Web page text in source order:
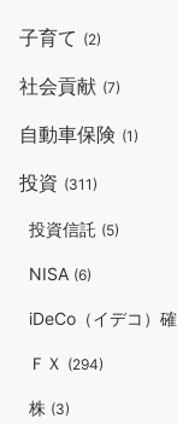
子育て (2)
社会貢献 (7)
自動車保険 (1)
投資 (311)
投資信託 (5)
NISA (6)
iDeCo（イデコ）
ＦＸ (294)
株 (3)